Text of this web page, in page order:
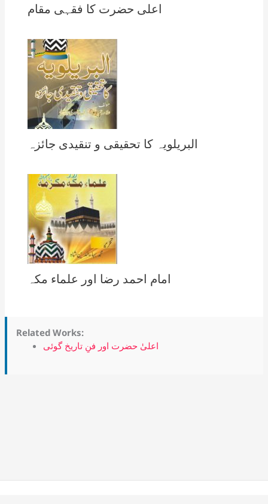
اعلی حضرت کا فقہی مقام
البریلویہ کا تحقیقی و تنقیدی جائزہ
امام احمد رضا اور علماء مکہ
Related Works:
اعلیٰٰ حضرت اور فنِ تاریخ گوئی